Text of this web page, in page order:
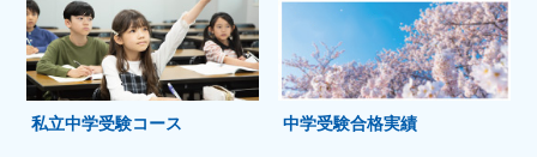
私立中学受験コース 中学受験合格実績